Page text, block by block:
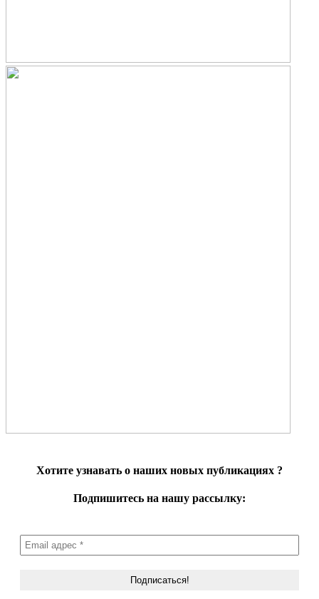
Хотите узнавать о наших новых публикациях ?
Подпишитесь на нашу рассылку: